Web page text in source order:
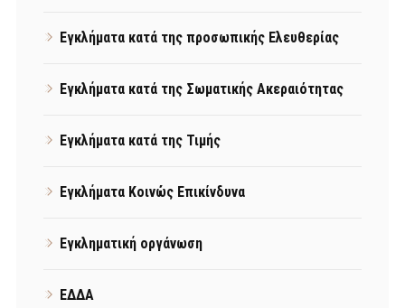
Εγκλήματα κατά της προσωπικής Ελευθερίας
Εγκλήματα κατά της Σωματικής Ακεραιότητας
Εγκλήματα κατά της Τιμής
Εγκλήματα Κοινώς Επικίνδυνα
Εγκληματική οργάνωση
ΕΔΔΑ